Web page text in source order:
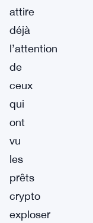
attire
déjà
l’attention
de
ceux
qui
ont
vu
les
prêts
crypto
exploser